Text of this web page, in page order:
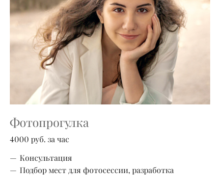
Фотопрогулка
4000 руб. за час
Консультация
Подбор мест для фотосессии, разработка